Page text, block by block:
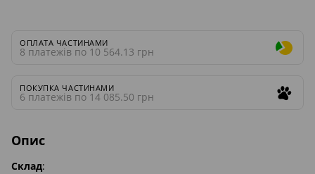
ОПЛАТА ЧАСТИНАМИ
8 платежів по 10 564.13 грн
ПОКУПКА ЧАСТИНАМИ
6 платежів по 14 085.50 грн
Опис
Склад: